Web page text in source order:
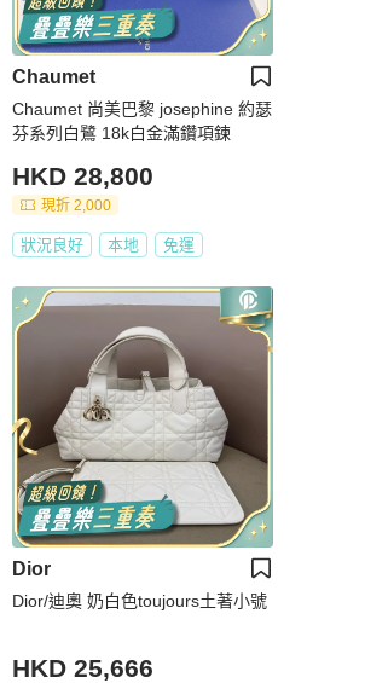
Chaumet
Chaumet 尚美巴黎 josephine 約瑟
芬系列白鷺 18k白金滿鑽項鍊
HKD 28,800
現折 2,000
狀況良好 本地 免運
Dior
Dior/迪奧 奶白色toujours土著小號
HKD 25,666